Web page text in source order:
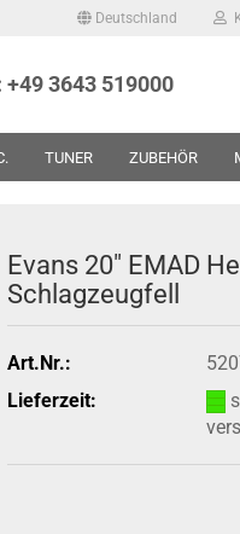
Deutschland
+49 3643 519000
TUNER ZUBEHÖR
Evans 20" EMAD
Schlagzeugfell
Art.Nr.:
Lieferzeit: